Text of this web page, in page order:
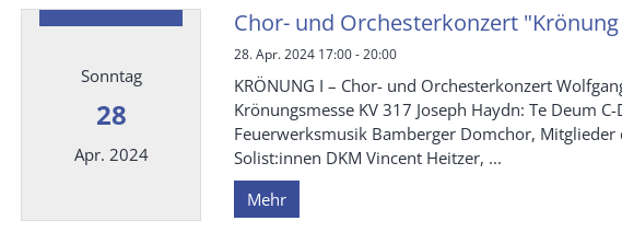
Sonntag
28
Apr. 2024
Chor- und Orchesterkonzert
28. Apr. 2024 17:00 - 20:00
KRÖNUNG I – Chor- und Orchesterkonzert
Krönungsmesse KV 317 Joseph Haydn: Te Deum
Feuerwerksmusik Bamberger Domchor,
Solist:innen DKM Vincent Heitzer, ...
Mehr